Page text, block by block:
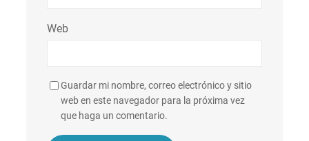
Web
Guardar mi nombre, correo electrónico y sitio
web en este navegador para la próxima vez
que haga un comentario.